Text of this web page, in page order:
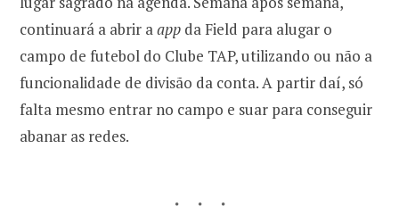
continuará a abrir aapp da Field para alugar o
campo de futebol do Clube TAP, utilizando ou não a
funcionalidade de divisão da conta. A partir daí, só
falta mesmo entrar no campo e suar para conseguir
abanar as redes.